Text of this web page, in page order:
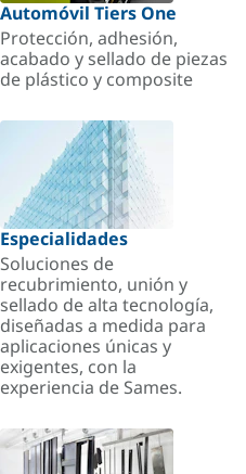
Automóvil Tiers One
Protección, adhesión,
acabado y sellado de piezas
de plástico y composite
Especialidades
Soluciones de
recubrimiento, unión y
sellado de alta tecnología,
diseñadas a medida para
aplicaciones únicas y
exigentes, con la
experiencia de Sames.